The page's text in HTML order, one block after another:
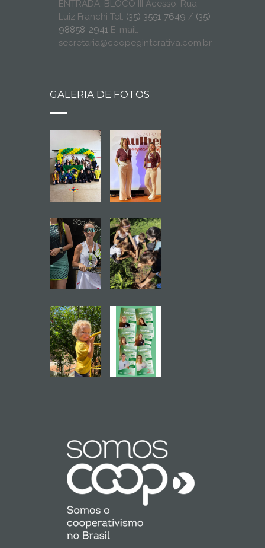
ENTRADA: BLOCO III Acesso: Rua
Luiz Franchi Tel: (35) 3551-7649 / (35)
98858-2941 E-mail:
secretaria@coopeginterativa.com.br
GALERIA DE FOTOS